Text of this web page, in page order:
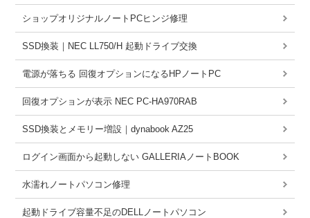
ショップオリジナルノートPCヒンジ修理
SSD換装｜NEC LL750/H 起動ドライブ交換
電源が落ちる 回復オプションになるHPノートPC
回復オプションが表示 NEC PC-HA970RAB
SSD換装とメモリー増設｜dynabook AZ25
ログイン画面から起動しない GALLERIAノートBOOK
水濡れノートパソコン修理
起動ドライブ容量不足のDELLノートパソコン